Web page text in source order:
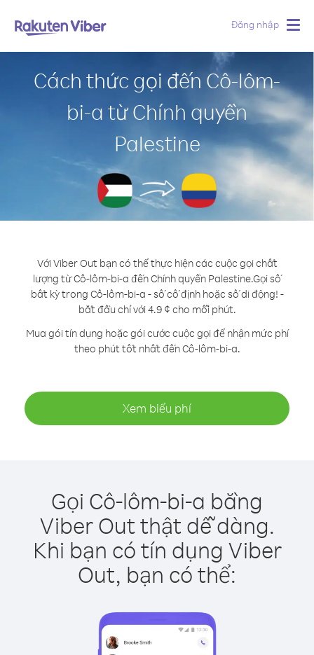
Đăng nhập
Cách thức gọi đến Cô-lôm-
bi-a từ Chính quyền
Palestine
Với Viber Out bạn có thể thực hiện các cuộc gọi chất
lượng từ Cô-lôm-bi-a đến Chính quyền Palestine.Gọi số
bất kỳ trong Cô-lôm-bi-a - số cố định hoặc số di động! -
bắt đầu chỉ với 4.9 ¢ cho mỗi phút.
Mua gói tín dụng hoặc gói cước cuộc gọi để nhận mức phí
theo phút tốt nhất đến Cô-lôm-bi-a.
Xem biểu phí
Gọi Cô-lôm-bi-a bằng
Viber Out thật dễ dàng.
Khi bạn có tín dụng Viber
Out, bạn có thể: